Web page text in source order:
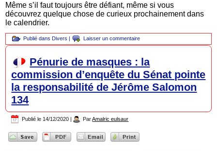
Même s’il faut toujours être défiant, même si vous
découvrez quelque chose de curieux prochainement dans
le calendrier.
Publié dans Divers | Laisser un commentaire
Pénurie de masques : la
commission d’enquête du Sénat pointe
la responsabilité de Jérôme Salomon
134
Publié le 14/12/2020 | Par Amalric eulsaur